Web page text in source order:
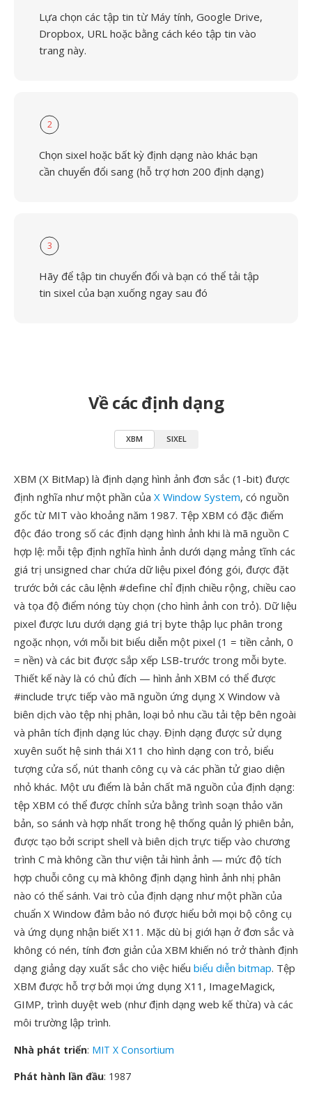
Lựa chọn các tập tin từ Máy tính, Google Drive,
Dropbox, URL hoặc bằng cách kéo tập tin vào
trang này.
2
Chọn sixel hoặc bất kỳ định dạng nào khác bạn
cần chuyển đổi sang (hỗ trợ hơn 200 định dạng)
3
Hãy để tập tin chuyển đổi và bạn có thể tải tập
tin sixel của bạn xuống ngay sau đó
Về các định dạng
XBM SIXEL
XBM (X BitMap) là định dạng hình ảnh đơn sắc (1-bit) được
định nghĩa như một phần của X Window System, có nguồn
gốc từ MIT vào khoảng năm 1987. Tệp XBM có đặc điểm
độc đáo trong số các định dạng hình ảnh khi là mã nguồn C
hợp lệ: mỗi tệp định nghĩa hình ảnh dưới dạng mảng tĩnh các
giá trị unsigned char chứa dữ liệu pixel đóng gói, được đặt
trước bởi các câu lệnh #define chỉ định chiều rộng, chiều cao
và tọa độ điểm nóng tùy chọn (cho hình ảnh con trỏ). Dữ liệu
pixel được lưu dưới dạng giá trị byte thập lục phân trong
ngoặc nhọn, với mỗi bit biểu diễn một pixel (1 = tiền cảnh, 0
= nền) và các bit được sắp xếp LSB-trước trong mỗi byte.
Thiết kế này là có chủ đích — hình ảnh XBM có thể được
#include trực tiếp vào mã nguồn ứng dụng X Window và
biên dịch vào tệp nhị phân, loại bỏ nhu cầu tải tệp bên ngoài
và phân tích định dạng lúc chạy. Định dạng được sử dụng
xuyên suốt hệ sinh thái X11 cho hình dạng con trỏ, biểu
tượng cửa sổ, nút thanh công cụ và các phần tử giao diện
nhỏ khác. Một ưu điểm là bản chất mã nguồn của định dạng:
tệp XBM có thể được chỉnh sửa bằng trình soạn thảo văn
bản, so sánh và hợp nhất trong hệ thống quản lý phiên bản,
được tạo bởi script shell và biên dịch trực tiếp vào chương
trình C mà không cần thư viện tải hình ảnh — mức độ tích
hợp chuỗi công cụ mà không định dạng hình ảnh nhị phân
nào có thể sánh. Vai trò của định dạng như một phần của
chuẩn X Window đảm bảo nó được hiểu bởi mọi bộ công cụ
và ứng dụng nhận biết X11. Mặc dù bị giới hạn ở đơn sắc và
không có nén, tính đơn giản của XBM khiến nó trở thành định
dạng giảng dạy xuất sắc cho việc hiểu biểu diễn bitmap. Tệp
XBM được hỗ trợ bởi mọi ứng dụng X11, ImageMagick,
GIMP, trình duyệt web (như định dạng web kế thừa) và các
môi trường lập trình.
Nhà phát triển: MIT X Consortium
Phát hành lần đầu: 1987